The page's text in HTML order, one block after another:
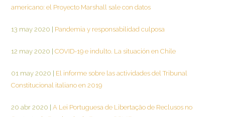
americano: el Proyecto Marshall sale con datos
13 may 2020 Pandemia y responsabilidad culposa
12 may 2020 COVID-19 e indulto. La situación en Chile
01 may 2020
El informe sobre las actividades del Tribunal
Constitucional italiano en 2019
20 abr 2020
A Lei Portuguesa de Libertação de Reclusos no